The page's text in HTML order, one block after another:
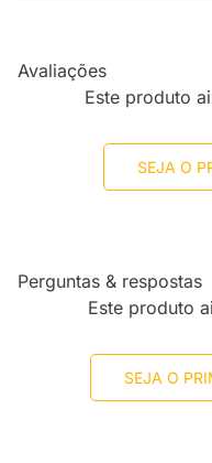
Avaliações
Este produto
SEJA O
Perguntas & respostas
Este produto
SEJA O